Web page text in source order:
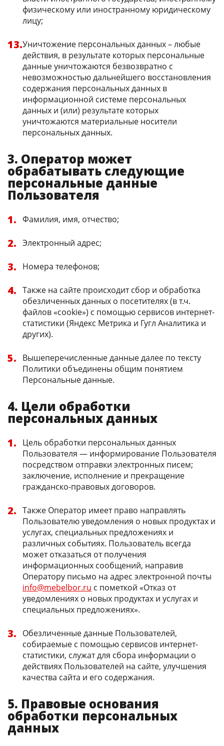
физическому или иностранному юридическому
лицу;
Уничтожение персональных данных – любые
действия, в результате которых персональные
данные уничтожаются безвозвратно с
невозможностью дальнейшего восстановления
содержания персональных данных в
информационной системе персональных
данных и (или) результате которых
уничтожаются материальные носители
персональных данных.
3. Оператор может
обрабатывать следующие
персональные данные
Пользователя
Фамилия, имя, отчество;
Электронный адрес;
Номера телефонов;
Также на сайте происходит сбор и обработка
обезличенных данных о посетителях (в т.ч.
файлов «cookie») с помощью сервисов интернет-
статистики (Яндекс Метрика и Гугл Аналитика и
других).
Вышеперечисленные данные далее по тексту
Политики объединены общим понятием
Персональные данные.
4. Цели обработки
персональных данных
Цель обработки персональных данных
Пользователя — информирование Пользователя
посредством отправки электронных писем;
заключение, исполнение и прекращение
гражданско-правовых договоров.
Также Оператор имеет право направлять
Пользователю уведомления о новых продуктах и
услугах, специальных предложениях и
различных событиях. Пользователь всегда
может отказаться от получения
информационных сообщений, направив
Оператору письмо на адрес электронной почты
info@mebelbor.ru с пометкой «Отказ от
уведомлениях о новых продуктах и услугах и
специальных предложениях».
Обезличенные данные Пользователей,
собираемые с помощью сервисов интернет-
статистики, служат для сбора информации о
действиях Пользователей на сайте, улучшения
качества сайта и его содержания.
5. Правовые основания
обработки персональных
данных